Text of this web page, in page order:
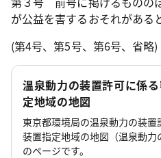
が公益を害するおそれがある
(第4号、第5号、第6号、省略)
温泉動力の装置許可に係
定地域の地図
東京都環境局の温泉動力の装
装置指定地域の地図（温泉動力
のページです。